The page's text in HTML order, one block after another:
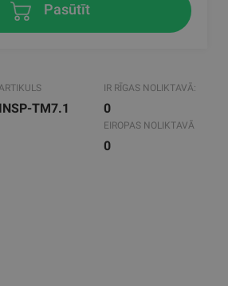
Pasūtīt
INSP-TM7.1
IR RĪGAS NOLIKTAVĀ:
0
EIROPAS NOLIKTAVĀ
0